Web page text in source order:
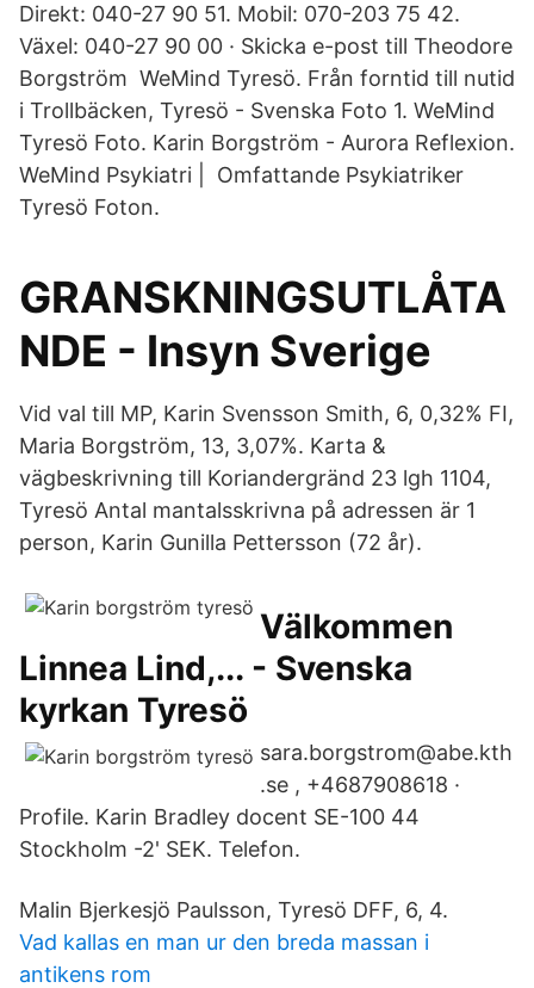
Direkt: 040-27 90 51. Mobil: 070-203 75 42.
Växel: 040-27 90 00 · Skicka e-post till Theodore
Borgström WeMind Tyresö. Från forntid till nutid
i Trollbäcken, Tyresö - Svenska Foto 1. WeMind
Tyresö Foto. Karin Borgström - Aurora Reflexion.
WeMind Psykiatri | Omfattande Psykiatriker
Tyresö Foton.
GRANSKNINGSUTLÅTA
NDE - Insyn Sverige
Vid val till MP, Karin Svensson Smith, 6, 0,32% FI,
Maria Borgström, 13, 3,07%. Karta &
vägbeskrivning till Koriandergränd 23 lgh 1104,
Tyresö Antal mantalsskrivna på adressen är 1
person, Karin Gunilla Pettersson (72 år).
Välkommen
Linnea Lind,... - Svenska
kyrkan Tyresö
sara.borgstrom@abe.kth
.se , +4687908618 ·
Profile. Karin Bradley docent SE-100 44
Stockholm -2' SEK. Telefon.
Malin Bjerkesjö Paulsson, Tyresö DFF, 6, 4.
Vad kallas en man ur den breda massan i
antikens rom